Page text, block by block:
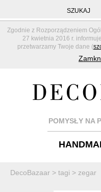
Zgodnie z Rozporządzeniem
27 kwietnia 2016 r.
przetwarzamy Twoje dane (
SZUKAJ
POMYSŁY NA
DecoBazaar > tagi > zegar